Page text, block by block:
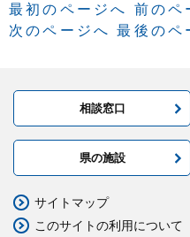
最初のページへ 前のペ
次のページへ 最後のペ
相談窓口
県の施設
サイトマップ
このサイトの利用について